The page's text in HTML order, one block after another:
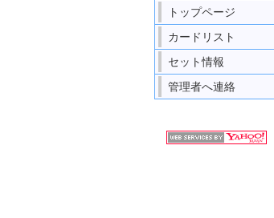
トップページ
カードリスト
セット情報
管理者へ連絡